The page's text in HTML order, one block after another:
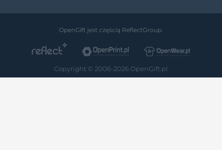
OpenGift jest częścią ReflectGroup.
Copyright © 2006-2026 OpenGift.pl